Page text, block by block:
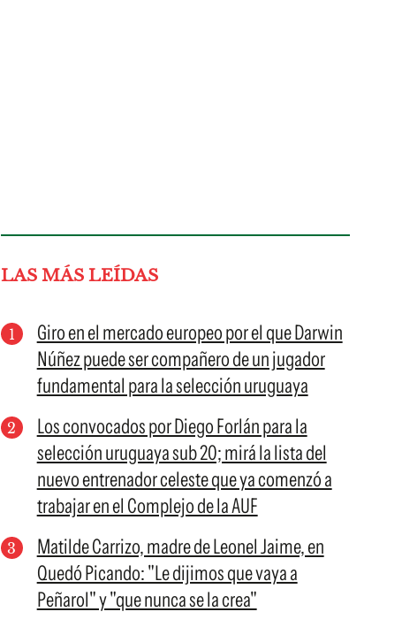
LAS MÁS LEÍDAS
Giro en el mercado europeo por el que Darwin
Núñez puede ser compañero de un jugador
fundamental para la selección uruguaya
Los convocados por Diego Forlán para la
selección uruguaya sub 20; mirá la lista del
nuevo entrenador celeste que ya comenzó a
trabajar en el Complejo de la AUF
Matilde Carrizo, madre de Leonel Jaime, en
Quedó Picando: "Le dijimos que vaya a
Peñarol" y "que nunca se la crea"